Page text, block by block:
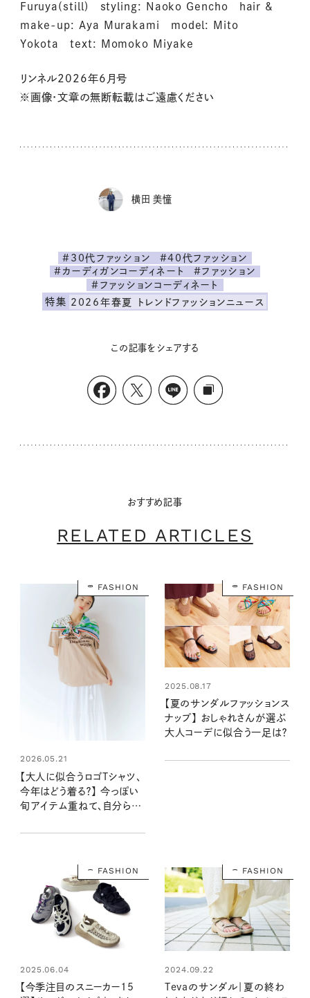
Furuya(still) styling: Naoko Gencho hair &
make-up: Aya Murakami model: Mito
Yokota text: Momoko Miyake
リンネル2026年6月号
※画像・文章の無断転載はご遠慮ください
横田 美憧
#30代ファッション
#40代ファッション
#カーディガンコーディネート
#ファッション
#ファッションコーディネート
特集 2026年春夏 トレンドファッションニュース
この記事をシェアする
おすすめ記事
RELATED ARTICLES
FASHION
2026.05.21
【大人に似合うロゴTシャツ、
今年はどう着る？】 今っぽい
旬アイテム重ねて、自分らし
FASHION
2025.08.17
【夏のサンダルファッションス
ナップ】 おしゃれさんが選ぶ
大人コーデに似合う一足は？
FASHION
2025.06.04
【今季注目のスニーカー15
FASHION
2024.09.22
Tevaのサンダル｜夏の終わ